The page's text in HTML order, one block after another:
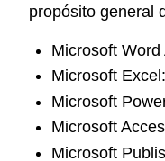
propósito general
Microsoft
Microsoft
Microsoft
Microsoft
Microsoft